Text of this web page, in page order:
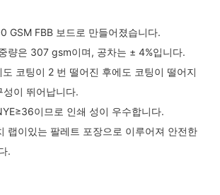
GSM FBB 보드로 만들어졌습니다.
량은 307 gsm이며, 공차는 ± 4%입니다.
코팅이 2 번 떨어진 후에도 코팅이 떨어지
이 뛰어납니다.
이므로 인쇄 성이 우수합니다.
랩이있는 팔레트 포장으로 이루어져 안전한
.